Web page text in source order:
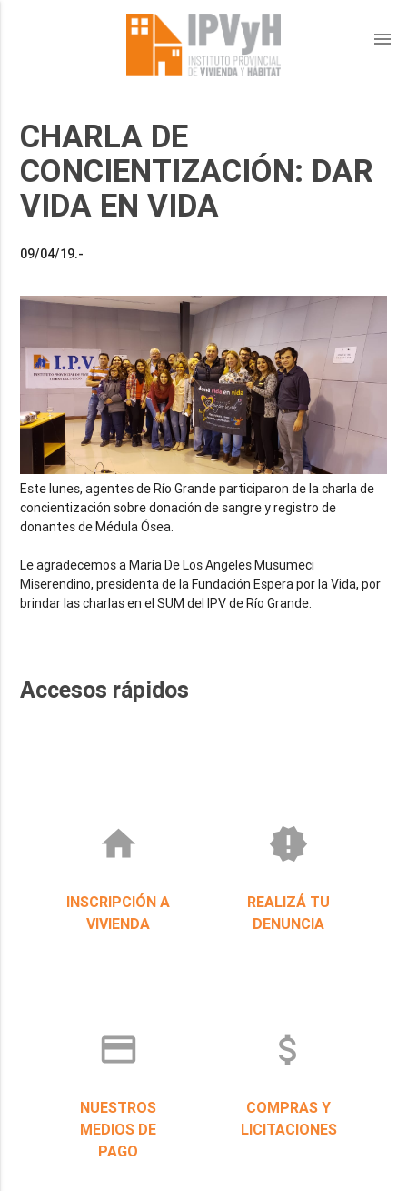
menu
CHARLA DE
CONCIENTIZACIÓN: DAR
VIDA EN VIDA
09/04/19.-
Este lunes, agentes de Río Grande participaron de la charla de
concientización sobre donación de sangre y registro de
donantes de Médula Ósea.
Le agradecemos a María De Los Angeles Musumeci
Miserendino, presidenta de la Fundación Espera por la Vida, por
brindar las charlas en el SUM del IPV de Río Grande.
Accesos rápidos
home
INSCRIPCIÓN A
VIVIENDA
new_releases
REALIZÁ TU
DENUNCIA
credit_card
NUESTROS
MEDIOS DE
PAGO
attach_money
COMPRAS Y
LICITACIONES